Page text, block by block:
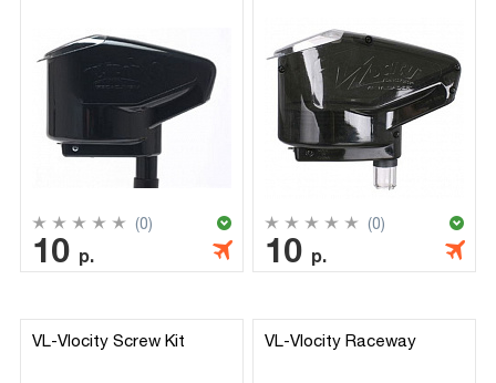
(0)
10 р.
(0)
10 р.
VL-Vlocity Screw Kit VL-Vlocity Raceway